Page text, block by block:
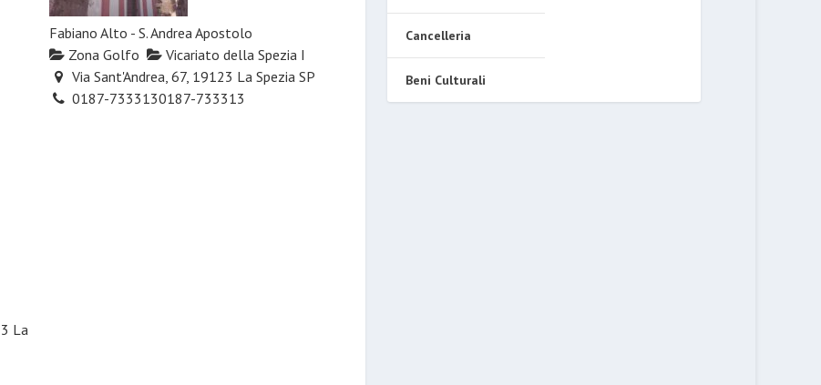
Fabiano Alto - S. Andrea Apostolo
Zona Golfo
Vicariato della Spezia I
Via Sant'Andrea, 67, 19123 La Spezia SP
0187-7333130187-733313
La
Cancelleria
Beni Culturali